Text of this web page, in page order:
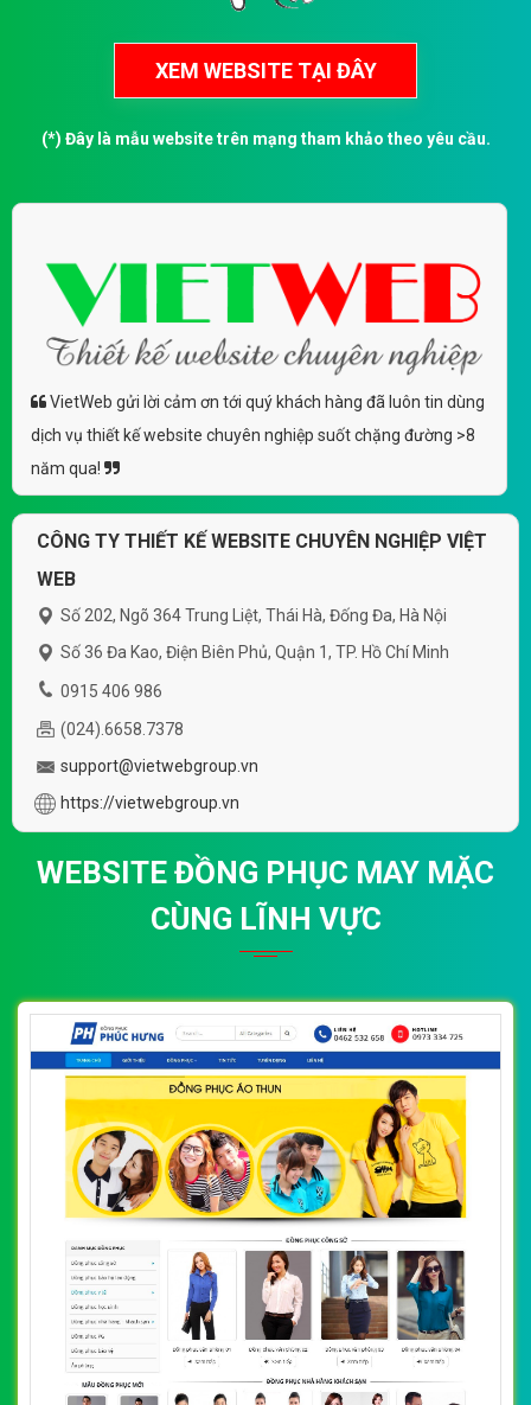
(*) Đây là mẫu website trên mạng tham khảo theo yêu cầu.
VietWeb gửi lời cảm ơn tới quý khách hàng đã luôn tin dùng
dịch vụ thiết kế website chuyên nghiệp suốt chặng đường >8
năm qua!
CÔNG TY THIẾT KẾ WEBSITE CHUYÊN NGHIỆP VIỆT
WEB
Số 202, Ngõ 364 Trung Liệt, Thái Hà, Đống Đa, Hà Nội
Số 36 Đa Kao, Điện Biên Phủ, Quận 1, TP. Hồ Chí Minh
0915 406 986
(024).6658.7378
support@vietwebgroup.vn
https://vietwebgroup.vn
WEBSITE ĐỒNG PHỤC MAY MẶC
CÙNG LĨNH VỰC